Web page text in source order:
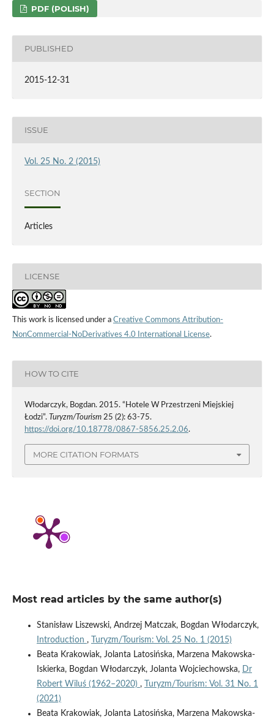
PDF (POLISH)
PUBLISHED
2015-12-31
ISSUE
Vol. 25 No. 2 (2015)
SECTION
Articles
LICENSE
This work is licensed under a Creative Commons Attribution-
NonCommercial-NoDerivatives 4.0 International License.
HOW TO CITE
Włodarczyk, Bogdan. 2015. “Hotele W Przestrzeni Miejskiej
Łodzi”. Turyzm/Tourism25 (2): 63-75.
https://doi.org/10.18778/0867-5856.25.2.06.
MORE CITATION FORMATS
Most read articles by the same author(s)
Stanisław Liszewski, Andrzej Matczak, Bogdan Włodarczyk,
Introduction ,
Turyzm/Tourism: Vol. 25 No. 1 (2015)
Beata Krakowiak, Jolanta Latosińska, Marzena Makowska-
Iskierka, Bogdan Włodarczyk, Jolanta Wojciechowska, Dr
Robert Wiluś (1962–2020) ,
Turyzm/Tourism: Vol. 31 No. 1
(2021)
Beata Krakowiak, Jolanta Latosińska, Marzena Makowska-